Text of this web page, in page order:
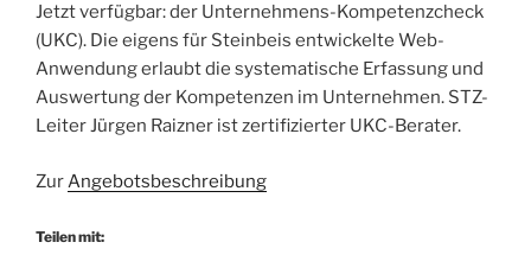
Jetzt verfügbar: der Unternehmens-Kompetenzcheck
(UKC). Die eigens für Steinbeis entwickelte Web-
Anwendung erlaubt die systematische Erfassung und
Auswertung der Kompetenzen im Unternehmen. STZ-
Leiter Jürgen Raizner ist zertifizierter UKC-Berater.
ZurAngebotsbeschreibung
Teilen mit: